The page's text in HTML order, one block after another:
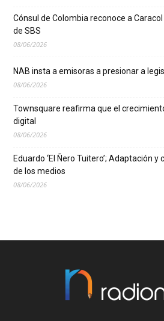
Cónsul de Colombia reconoce a
de SBS
08/06/2026
NAB insta a emisoras a presionar a
08/06/2026
Townsquare reafirma que el
digital
08/06/2026
Eduardo ‘El Ñero Tuitero’; Adaptación
de los medios
08/06/2026